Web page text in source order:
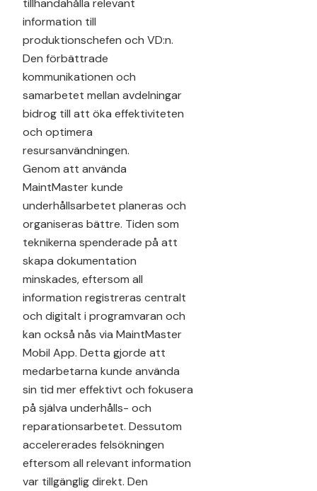
information till
produktionschefen och VD:n.
Den förbättrade
kommunikationen och
samarbetet mellan avdelningar
bidrog till att öka effektiviteten
och optimera
resursanvändningen.
Genom att använda
MaintMaster kunde
underhållsarbetet planeras och
organiseras bättre. Tiden som
teknikerna spenderade på att
skapa dokumentation
minskades, eftersom all
information registreras centralt
och digitalt i programvaran och
kan också nås via MaintMaster
Mobil App. Detta gjorde att
medarbetarna kunde använda
sin tid mer effektivt och fokusera
på själva underhålls- och
reparationsarbetet. Dessutom
accelererades felsökningen
eftersom all relevant information
var tillgänglig direkt. Den